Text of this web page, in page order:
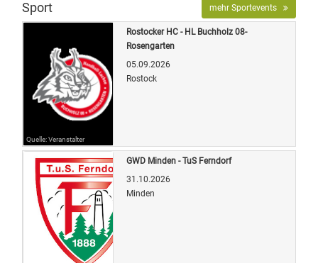
Sport mehr Sportevents
Quelle: Veranstalter
Rostocker HC - HL Buchholz 08-
Rosengarten
05.09.2026
Rostock
GWD Minden - TuS Ferndorf
31.10.2026
Minden